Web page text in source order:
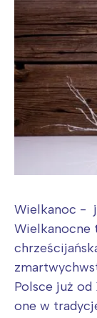
Wielkanoc -
Wielkanocne
Polsce już
one w